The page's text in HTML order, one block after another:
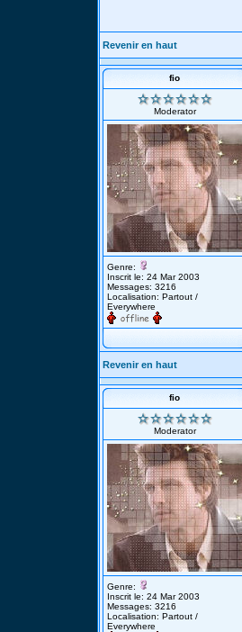
Revenir en haut
fio
Moderator
Genre:
Inscrit le: 24 Mar 2003
Messages: 3216
Localisation: Partout /
Everywhere
Revenir en haut
fio
Moderator
Genre:
Inscrit le: 24 Mar 2003
Messages: 3216
Localisation: Partout /
Everywhere